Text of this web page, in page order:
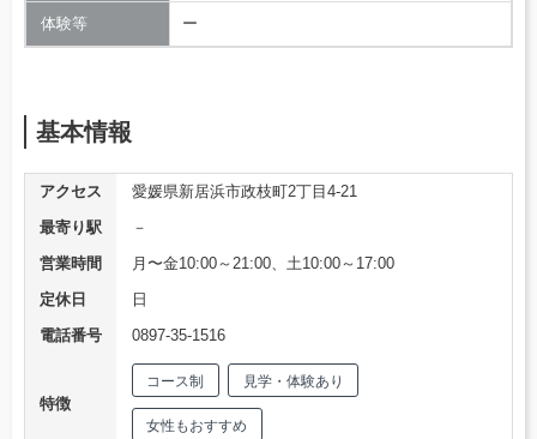
体験等 ー
基本情報
アクセス
愛媛県新居浜市政枝町2丁目4-21
最寄り駅
－
営業時間
月〜金10:00～21:00、土10:00～17:00
定休日
日
電話番号
0897-35-1516
特徴
コース制 見学・体験あり
女性もおすすめ